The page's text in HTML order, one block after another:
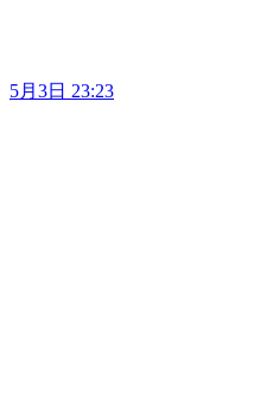
5月3日 23:23